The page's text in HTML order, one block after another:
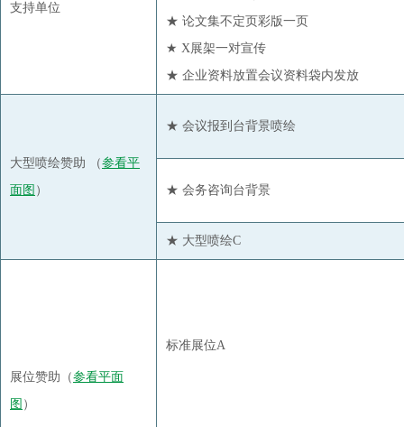
上海乾象投资合伙企业（有限合伙）
上海森淼投资有限公司
上海中期期货股份有限公司
厦门国贸纺原有限公司
厦门漳龙进出口有限公司
新疆冠农天沣物产有限责任公司
浙江华瑞信息资讯股份有限公司
浙江嘉名染整有限公司
支持单位
★ 论文集不定页彩版一页
★ X展架一对宣传
★ 企业资料放置会议资料袋内发放
大型喷绘赞助 （参看平
面图 ）
★ 会议报到台背景喷绘
★ 会务咨询台背景
★ 大型喷绘C
展位赞助（参看平面
图 ）
标准展位A